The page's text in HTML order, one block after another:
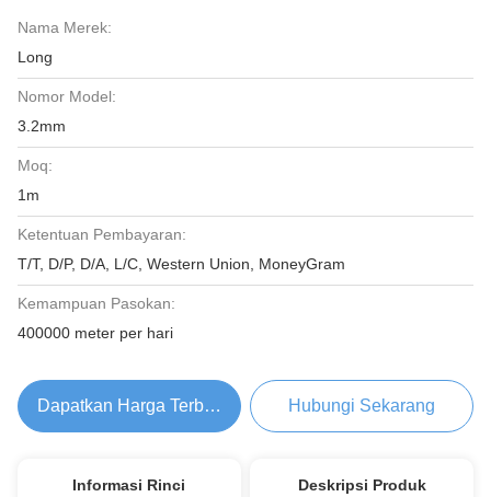
Nama Merek:
Long
Nomor Model:
3.2mm
Moq:
1m
Ketentuan Pembayaran:
T/T, D/P, D/A, L/C, Western Union, MoneyGram
Kemampuan Pasokan:
400000 meter per hari
Dapatkan Harga Terbaik Hubungi Sekarang
Informasi Rinci Deskripsi Produk